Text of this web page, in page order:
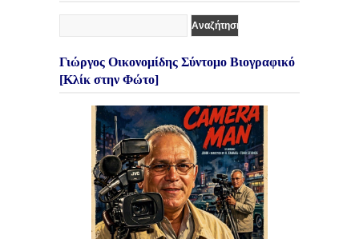
Γιώργος Οικονομίδης Σύντομο Βιογραφικό
[Κλίκ στην Φώτο]